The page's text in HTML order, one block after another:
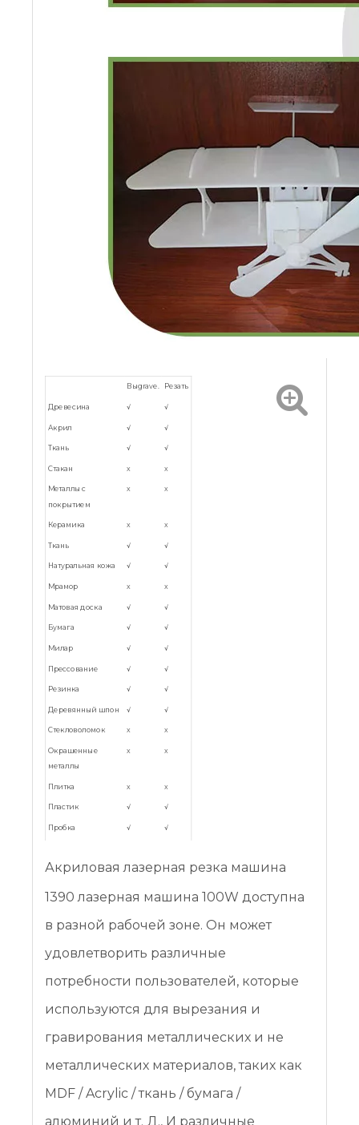
Выgrave. Резать
Древесина √ √
Акрил √ √
Ткань √ √
Стакан x x
Металлы с
покрытием
x x
Керамика x x
Ткань √ √
Натуральная кожа √ √
Мрамор x x
Матовая доска √ √
Бумага √ √
Милар √ √
Прессование √ √
Резинка √ √
Деревянный шпон √ √
Стекловоломок x x
Окрашенные
металлы
x x
Плитка x x
Пластик √ √
Пробка √ √
сталь
Акриловая лазерная резка машина
1390 лазерная машина 100W доступна
в разной рабочей зоне. Он может
удовлетворить различные
потребности пользователей, которые
используются для вырезания и
гравирования металлических и не
металлических материалов, таких как
MDF / Acrylic / ткань / бумага /
алюминий и т. Д., И различные